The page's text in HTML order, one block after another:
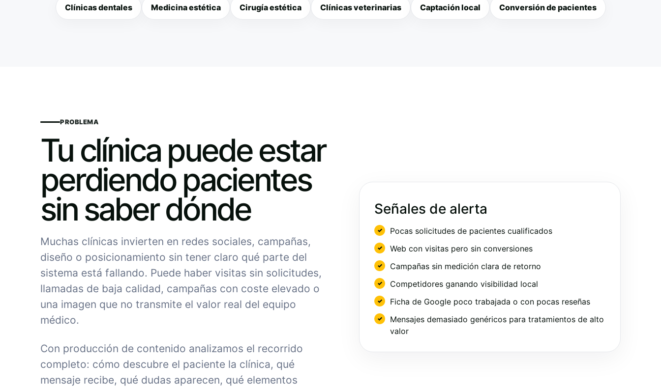
Clínicas dentales Medicina estética Cirugía estética Clínicas veterinarias Captación local Conversión de pacientes
PROBLEMA
Tu clínica puede estar
perdiendo pacientes
sin saber dónde
Muchas clínicas invierten en redes sociales, campañas,
diseño o posicionamiento sin tener claro qué parte del
sistema está fallando. Puede haber visitas sin solicitudes,
llamadas de baja calidad, campañas con coste elevado o
una imagen que no transmite el valor real del equipo
médico.
Con producción de contenido analizamos el recorrido
completo: cómo descubre el paciente la clínica, qué
mensaje recibe, qué dudas aparecen, qué elementos
Señales de alerta
Pocas solicitudes de pacientes cualificados
Web con visitas pero sin conversiones
Campañas sin medición clara de retorno
Competidores ganando visibilidad local
Ficha de Google poco trabajada o con pocas reseñas
Mensajes demasiado genéricos para tratamientos de alto
valor